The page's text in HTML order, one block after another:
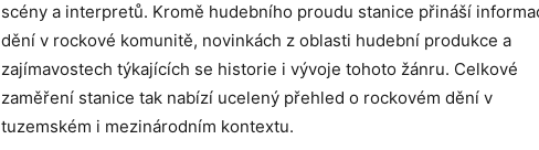
scény a interpretů. Kromě hudebního proudu stanice přináší
dění v rockové komunitě, novinkách z oblasti hudební produkce a
zajímavostech týkajících se historie i vývoje tohoto žánru. Celkové
zaměření stanice tak nabízí ucelený přehled o rockovém dění v
tuzemském i mezinárodním kontextu.